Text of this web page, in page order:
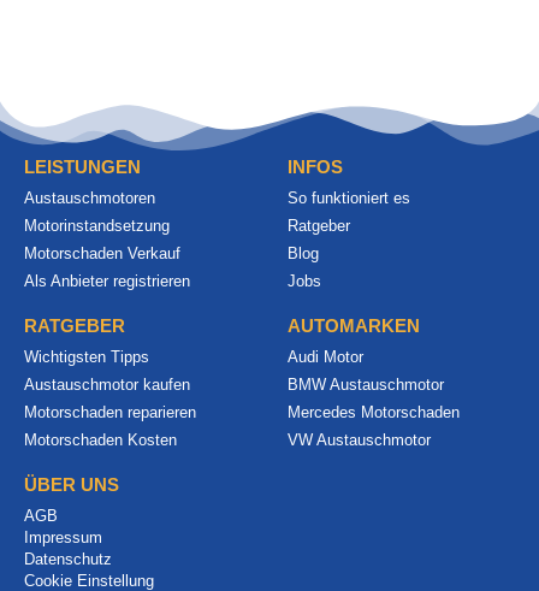
LEISTUNGEN
Austauschmotoren
Motorinstandsetzung
Motorschaden Verkauf
Als Anbieter registrieren
INFOS
So funktioniert es
Ratgeber
Blog
Jobs
RATGEBER
Wichtigsten Tipps
Austauschmotor kaufen
Motorschaden reparieren
Motorschaden Kosten
AUTOMARKEN
Audi Motor
BMW Austauschmotor
Mercedes Motorschaden
VW Austauschmotor
ÜBER UNS
AGB
Impressum
Datenschutz
Cookie Einstellung